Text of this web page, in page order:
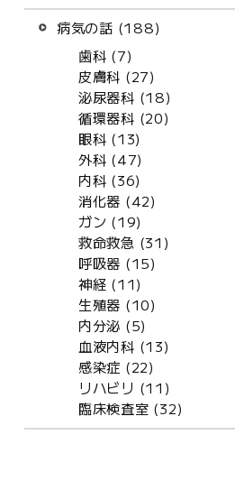
病気の話 (188)
歯科 (7)
皮膚科 (27)
泌尿器科 (18)
循環器科 (20)
眼科 (13)
外科 (47)
内科 (36)
消化器 (42)
ガン (19)
救命救急 (31)
呼吸器 (15)
神経 (11)
生殖器 (10)
内分泌 (5)
血液内科 (13)
感染症 (22)
リハビリ (11)
臨床検査室 (32)